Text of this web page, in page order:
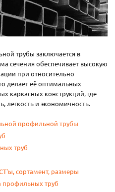
трубы заключается в
сечения обеспечивает высокую
при относительно
делает её оптимальных
каркасных конструкций, где
легкость и экономичность.
профильной трубы
труб
сортамент, размеры
профильных труб